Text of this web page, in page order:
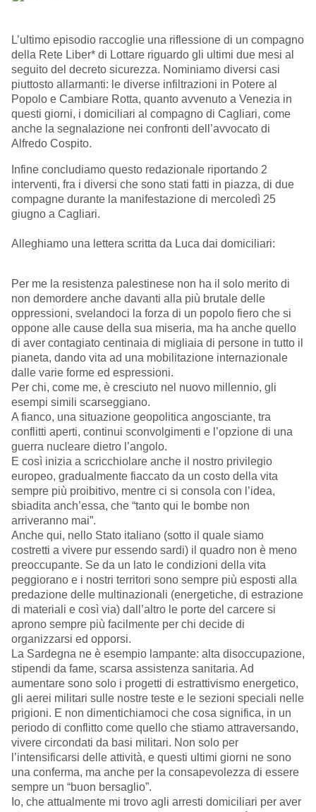
L’ultimo episodio raccoglie una riflessione di un compagno
della Rete Liber* di Lottare riguardo gli ultimi due mesi al
seguito del decreto sicurezza. Nominiamo diversi casi
piuttosto allarmanti: le diverse infiltrazioni in Potere al
Popolo e Cambiare Rotta, quanto avvenuto a Venezia in
questi giorni, i domiciliari al compagno di Cagliari, come
anche la segnalazione nei confronti dell’avvocato di
Alfredo Cospito.
Infine concludiamo questo redazionale riportando 2
interventi, fra i diversi che sono stati fatti in piazza, di due
compagne durante la manifestazione di mercoledì 25
giugno a Cagliari.
Alleghiamo una lettera scritta da Luca dai domiciliari:
Per me la resistenza palestinese non ha il solo merito di
non demordere anche davanti alla più brutale delle
oppressioni, svelandoci la forza di un popolo fiero che si
oppone alle cause della sua miseria, ma ha anche quello
di aver contagiato centinaia di migliaia di persone in tutto il
pianeta, dando vita ad una mobilitazione internazionale
dalle varie forme ed espressioni.
Per chi, come me, è cresciuto nel nuovo millennio, gli
esempi simili scarseggiano.
A fianco, una situazione geopolitica angosciante, tra
conflitti aperti, continui sconvolgimenti e l’opzione di una
guerra nucleare dietro l’angolo.
E così inizia a scricchiolare anche il nostro privilegio
europeo, gradualmente fiaccato da un costo della vita
sempre più proibitivo, mentre ci si consola con l’idea,
sbiadita anch’essa, che “tanto qui le bombe non
arriveranno mai”.
Anche qui, nello Stato italiano (sotto il quale siamo
costretti a vivere pur essendo sardi) il quadro non è meno
preoccupante. Se da un lato le condizioni della vita
peggiorano e i nostri territori sono sempre più esposti alla
predazione delle multinazionali (energetiche, di estrazione
di materiali e così via) dall’altro le porte del carcere si
aprono sempre più facilmente per chi decide di
organizzarsi ed opporsi.
La Sardegna ne è esempio lampante: alta disoccupazione,
stipendi da fame, scarsa assistenza sanitaria. Ad
aumentare sono solo i progetti di estrattivismo energetico,
gli aerei militari sulle nostre teste e le sezioni speciali nelle
prigioni. E non dimentichiamoci che cosa significa, in un
periodo di conflitto come quello che stiamo attraversando,
vivere circondati da basi militari. Non solo per
l’intensificarsi delle attività, e questi ultimi giorni ne sono
una conferma, ma anche per la consapevolezza di essere
sempre un “buon bersaglio”.
Io, che attualmente mi trovo agli arresti domiciliari per aver